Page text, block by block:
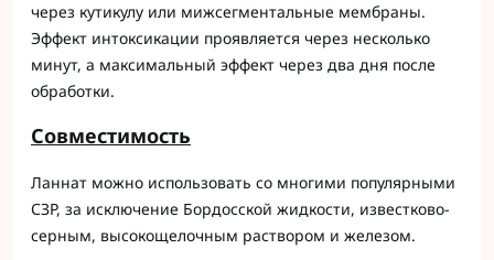
через кутикулу или мижсегментальные мембраны.
Эффект интоксикации проявляется через несколько
минут, а максимальный эффект через два дня после
обработки.
Совместимость
Ланнат можно использовать со многими популярными
СЗР, за исключение Бордосской жидкости, известково-
серным, высокощелочным раствором и железом.